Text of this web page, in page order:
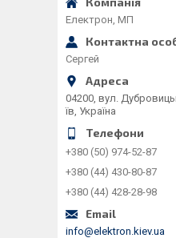
Електрон, МП
Сергей
04200, вул.
їв, Україна
+380 (50) 974-52-87
+380 (44) 430-80-87
+380 (44) 428-28-98
info@elektron.kiev.ua